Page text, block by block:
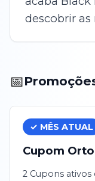
descobrir as
📅
✓ MÊS ATUAL
Cupom
2 Cupons ativos